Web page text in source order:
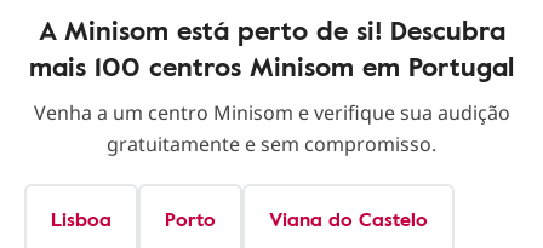
A Minisom está perto de si! Descubra
mais 100 centros Minisom em Portugal
Venha a um centro Minisom e verifique sua audição
gratuitamente e sem compromisso.
Lisboa Porto Viana do Castelo